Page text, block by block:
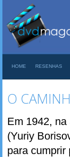
HOME RESENHAS
O
Em 1942,
(Yuriy
para cumprir